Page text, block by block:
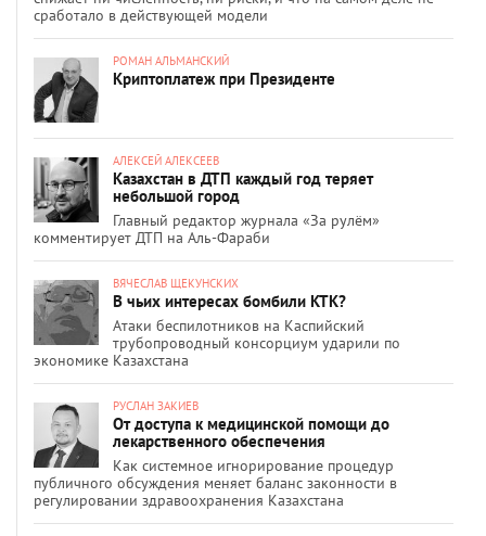
сработало в действующей модели
РОМАН АЛЬМАНСКИЙ
Криптоплатеж при Президенте
АЛЕКСЕЙ АЛЕКСЕЕВ
Казахстан в ДТП каждый год теряет
небольшой город
Главный редактор журнала «За рулём»
комментирует ДТП на Аль-Фараби
ВЯЧЕСЛАВ ЩЕКУНСКИХ
В чьих интересах бомбили КТК?
Атаки беспилотников на Каспийский
трубопроводный консорциум ударили по
экономике Казахстана
РУСЛАН ЗАКИЕВ
От доступа к медицинской помощи до
лекарственного обеспечения
Как системное игнорирование процедур
публичного обсуждения меняет баланс законности в
регулировании здравоохранения Казахстана